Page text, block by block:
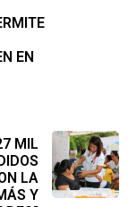
EN
MIL
LA
Y